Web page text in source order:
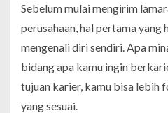
Sebelum mulai mengirim
perusahaan, hal pertama yang
mengenali diri sendiri. Apa
bidang apa kamu ingin
tujuan karier, kamu bisa lebih
yang sesuai.